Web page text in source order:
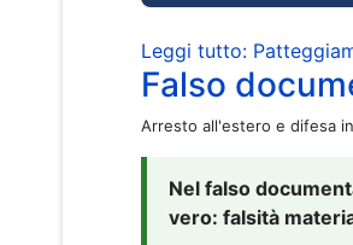
Leggi tutto:
Falso
Arresto all'estero e difesa
Nel falso
vero: falsità